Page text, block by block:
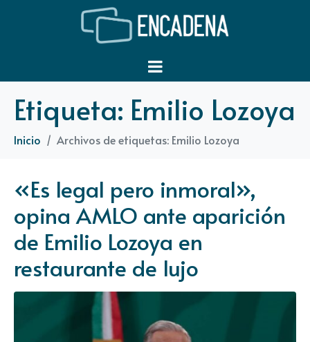
Etiqueta: Emilio Lozoya
Inicio Archivos de etiquetas: Emilio Lozoya
«Es legal pero inmoral»,
opina AMLO ante aparición
de Emilio Lozoya en
restaurante de lujo